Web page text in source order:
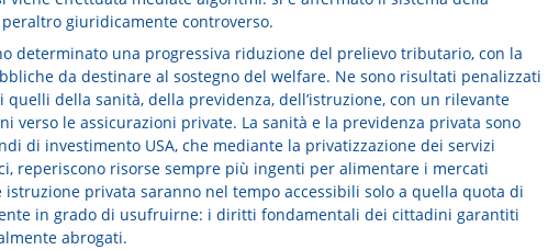
giuridicamente controverso.
determinato una progressiva riduzione del prelievo tributario, con la
da destinare al sostegno del welfare. Ne sono risultati penalizzati
della sanità, della previdenza, dell’istruzione, con un rilevante
le assicurazioni private. La sanità e la previdenza privata sono
di investimento USA, che mediante la privatizzazione dei servizi
reperiscono risorse sempre più ingenti per alimentare i mercati
istruzione privata saranno nel tempo accessibili solo a quella quota di
in grado di usufruirne: i diritti fondamentali dei cittadini garantiti
abrogati.